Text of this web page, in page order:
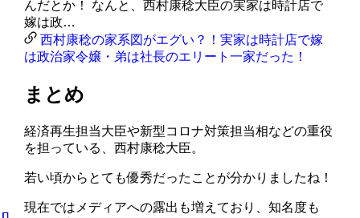
んだとか！ なんと、西村康稔大臣の実家は時計店で
嫁は政…
西村康稔の家系図がエグい？！実家は時計店で嫁
は政治家令嬢・弟は社長のエリート一家だった！
まとめ
経済再生担当大臣や新型コロナ対策担当相などの重役
を担っている、西村康稔大臣。
若い頃からとても優秀だったことが分かりましたね！
現在ではメディアへの露出も増えており、知名度も